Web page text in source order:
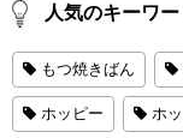
人気のキーワー
もつ焼きばん
ホッピー ホ